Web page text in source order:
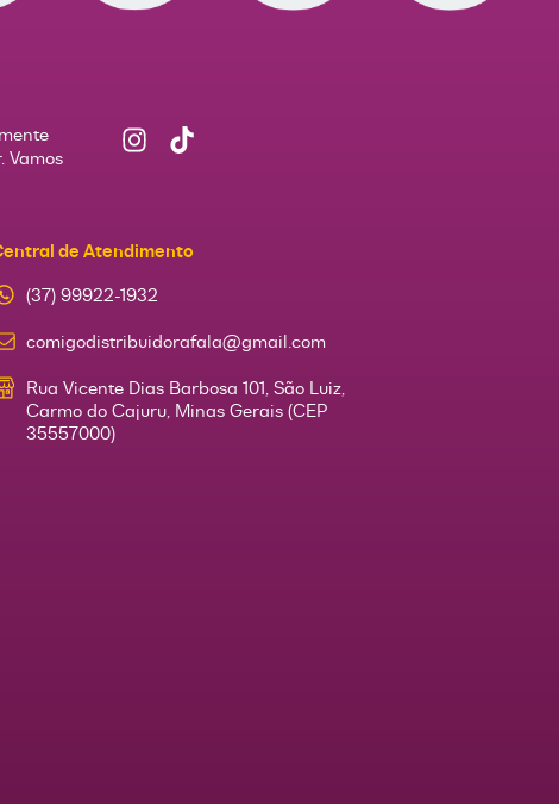
Vamos
de Atendimento
(37) 99922-1932
comigodistribuidorafala@gmail.com
Rua Vicente Dias Barbosa 101, São Luiz,
Carmo do Cajuru, Minas Gerais (CEP
35557000)